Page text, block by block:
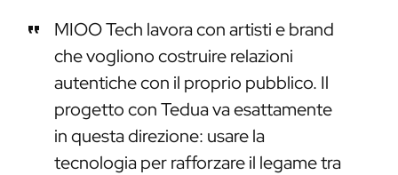
MIOO Tech lavora con artisti e brand
che vogliono costruire relazioni
autentiche con il proprio pubblico. Il
progetto con Tedua va esattamente
in questa direzione: usare la
tecnologia per rafforzare il legame tra